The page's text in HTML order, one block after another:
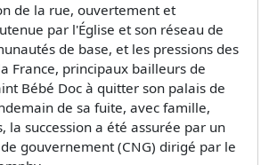
de la rue, ouvertement et
par l'Église et son réseau de
de base, et les pressions des
France, principaux bailleurs de
Bébé Doc à quitter son palais de
de sa fuite, avec famille,
la succession a été assurée par un
gouvernement (CNG) dirigé par le